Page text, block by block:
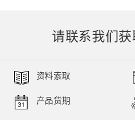
请联系我们获
资料索取
产品货期